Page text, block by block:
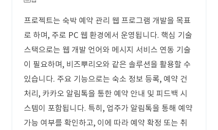
프로젝트는 숙박 예약 관리 웹 프로그램 개발을 목표
로 하며, 주로 PC 웹 환경에서 운영됩니다. 핵심 기술
스택으로는 웹 개발 언어와 메시지 서비스 연동 기술
이 필요하며, 비즈뿌리오와 같은 솔루션을 활용할 수
있습니다. 주요 기능으로는 숙소 정보 등록, 예약 건
처리, 카카오 알림톡을 통한 예약 안내 및 피드백 시
스템이 포함됩니다. 특히, 업주가 알림톡을 통해 예약
가능 여부를 확인하고, 이에 따라 예약 확정 또는 취